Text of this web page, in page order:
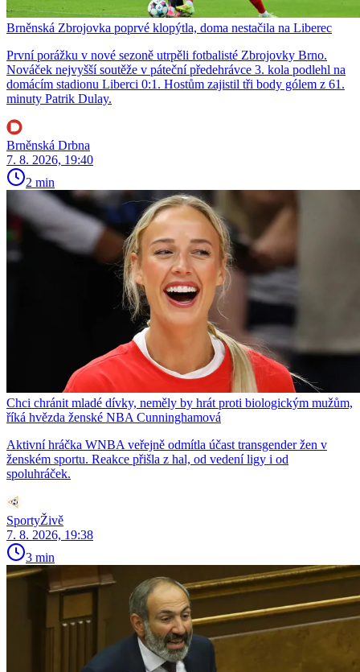
Brněnská Zbrojovka poprvé klopýtla, doma nestačila na Liberec
První porážku v nové sezoně utrpěli fotbalisté Zbrojovky Brno.
Nováček nejvyšší soutěže v páteční předehrávce 3. kola podlehl na
domácím stadionu Liberci 0:1. Hostům zajistil tři body gólem z 61.
minuty Patrik Dulay.
Brněnská Drbna
7. 8. 2026, 19:40
2 min
Chci chránit mladé dívky, neměly by hrát proti biologickým mužům,
říká hvězda ženské NBA Cunninghamová
Aktivní hráčka WNBA veřejně odmítla účast transgender žen v
ženském sportu. Reakce přišla z hal, od vedení ligy i od
spoluhráček.
SportyŽivě
7. 8. 2026, 19:38
3 min